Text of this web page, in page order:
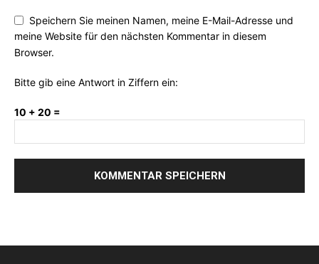
Speichern Sie meinen Namen, meine E-Mail-Adresse und
meine Website für den nächsten Kommentar in diesem
Browser.
Bitte gib eine Antwort in Ziffern ein:
10 + 20 =